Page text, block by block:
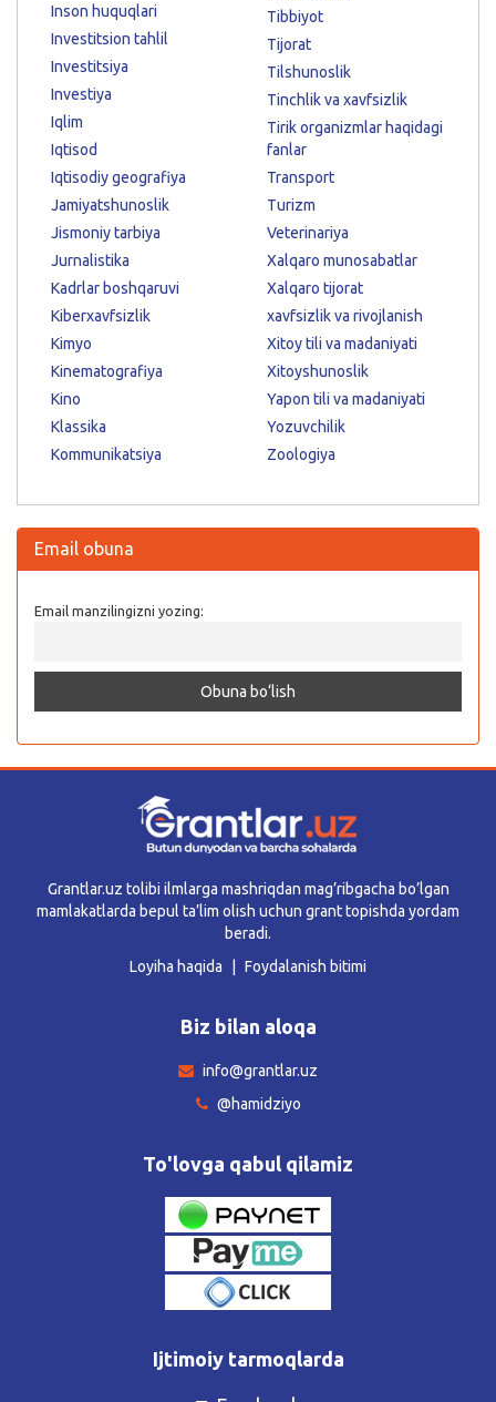
Inson huquqlari
Investitsion tahlil
Investitsiya
Investiya
Iqlim
Iqtisod
Iqtisodiy geografiya
Jamiyatshunoslik
Jismoniy tarbiya
Jurnalistika
Kadrlar boshqaruvi
Kiberxavfsizlik
Kimyo
Kinematografiya
Kino
Klassika
Kommunikatsiya
Tibbiyot
Tijorat
Tilshunoslik
Tinchlik va xavfsizlik
Tirik organizmlar haqidagi
fanlar
Transport
Turizm
Veterinariya
Xalqaro munosabatlar
Xalqaro tijorat
xavfsizlik va rivojlanish
Xitoy tili va madaniyati
Xitoyshunoslik
Yapon tili va madaniyati
Yozuvchilik
Zoologiya
Email obuna
Email manzilingizni yozing:
Grantlar.uz tolibi ilmlarga mashriqdan mag’ribgacha bo’lgan
mamlakatlarda bepul ta’lim olish uchun grant topishda yordam
beradi.
Loyiha haqida
Foydalanish bitimi
Biz bilan aloqa
info@grantlar.uz
@hamidziyo
To'lovga qabul qilamiz
Ijtimoiy tarmoqlarda